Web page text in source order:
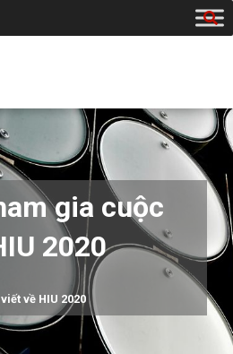
gia cuộc
2020
về HIU 2020